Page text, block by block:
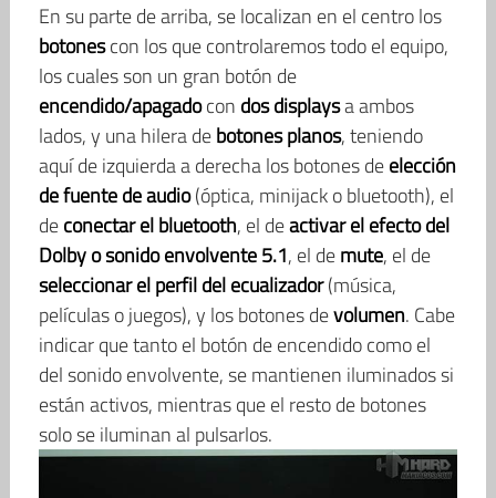
En su parte de arriba, se localizan en el centro los
botonescon los que controlaremos todo el equipo,
los cuales son un gran botón de
encendido/apagadocon dos displaysa ambos
lados, y una hilera debotones planos, teniendo
aquí de izquierda a derecha los botones deelección
de fuente de audio(óptica, minijack o bluetooth), el
deconectar el bluetooth, el deactivar el efecto del
Dolby o sonido envolvente 5.1, el demute, el de
seleccionar el perfil del ecualizador(música,
películas o juegos), y los botones devolumen. Cabe
indicar que tanto el botón de encendido como el
del sonido envolvente, se mantienen iluminados si
están activos, mientras que el resto de botones
solo se iluminan al pulsarlos.